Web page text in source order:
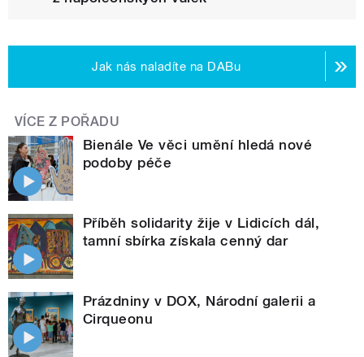
Jak nás naladíte na DABu
VÍCE Z POŘADU
Bienále Ve věci umění hledá nové
podoby péče
Příběh solidarity žije v Lidicích dál,
tamní sbírka získala cenný dar
Prázdniny v DOX, Národní galerii a
Cirqueonu